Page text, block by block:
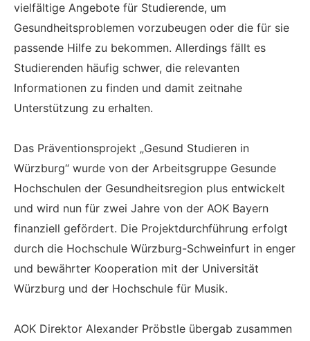
vielfältige Angebote für Studierende, um
Gesundheitsproblemen vorzubeugen oder die für sie
passende Hilfe zu bekommen. Allerdings fällt es
Studierenden häufig schwer, die relevanten
Informationen zu finden und damit zeitnahe
Unterstützung zu erhalten.
Das Präventionsprojekt „Gesund Studieren in
Würzburg“ wurde von der Arbeitsgruppe Gesunde
Hochschulen der Gesundheitsregion plus entwickelt
und wird nun für zwei Jahre von der AOK Bayern
finanziell gefördert. Die Projektdurchführung erfolgt
durch die Hochschule Würzburg-Schweinfurt in enger
und bewährter Kooperation mit der Universität
Würzburg und der Hochschule für Musik.
AOK Direktor Alexander Pröbstle übergab zusammen